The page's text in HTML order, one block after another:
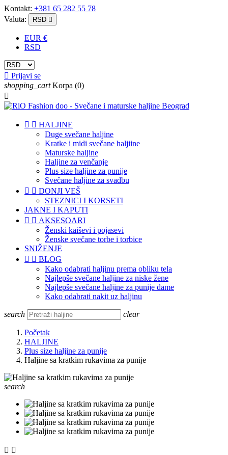
Kontakt: +381 65 282 55 78
Valuta:
RSD 
EUR €
RSD
 Prijavi se
shopping_cart Korpa (0)

  HALJINE
Duge svečane haljine
Kratke i midi svečane haljiine
Maturske haljine
Haljine za venčanje
Plus size haljine za punije
Svečane haljine za svadbu
  DONJI VEŠ
STEZNICI I KORSETI
JAKNE I KAPUTI
  AKSESOARI
Ženski kaiševi i pojasevi
Ženske svečane torbe i torbice
SNIŽENJE
  BLOG
Kako odabrati haljinu prema obliku tela
Najlepše svečane haljine za niske žene
Najlepše svečane haljine za punije dame
Kako odabrati nakit uz haljinu
search clear
Početak
HALJINE
Plus size haljine za punije
Haljine sa kratkim rukavima za punije
search
 